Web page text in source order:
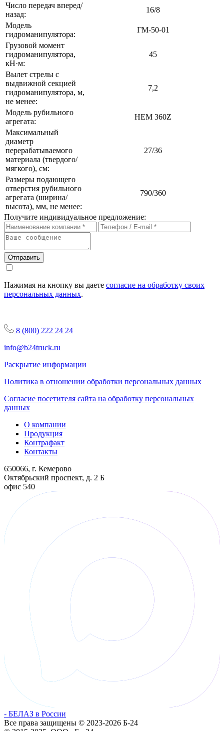
Число передач вперед/
назад:
16/8
Модель
гидроманипулятора:
ГМ-50-01
Грузовой момент
гидроманипулятора,
кН·м:
45
Вылет стрелы с
выдвижной секцией
гидроманипулятора, м,
не менее:
7,2
Модель рубильного
агрегата:
HEM 360Z
Максимальный
диаметр
перерабатываемого
материала (твердого/
мягкого), см:
27/36
Размеры подающего
отверстия рубильного
агрегата (ширина/
высота), мм, не менее:
790/360
Получите индивидуальное предложение:
Отправить
Нажимая на кнопку вы даете согласие на обработку своих
персональных данных.
8 (800) 222 24 24
info@b24truck.ru
Раскрытие информации
Политика в отношении обработки персональных данных
Согласие посетителя сайта на обработку персональных
данных
О компании
Продукция
Контрафакт
Контакты
650066, г. Кемерово
Октябрьский проспект, д. 2 Б
офис 540
- БЕЛАЗ в России
Все права защищены © 2023-2026 Б-24